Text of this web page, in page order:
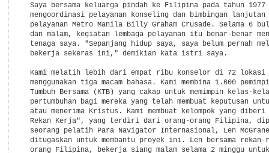
Saya bersama keluarga pindah ke Filipina pada tahun 1977
mengoordinasi pelayanan konseling dan bimbingan lanjutan
pelayanan Metro Manila Billy Graham Crusade. Selama 6
dan malam, kegiatan lembaga pelayanan itu benar-benar
tenaga saya. "Sepanjang hidup saya, saya belum pernah
  bekerja sekeras ini," demikian kata istri saya.
Kami melatih lebih dari empat ribu konselor di 72 lokasi
menggunakan tiga macam bahasa. Kami membina 1.600
Tumbuh Bersama (KTB) yang cakap untuk memimpin kelas-
pertumbuhan bagi mereka yang telah membuat keputusan
atau menerima Kristus. Kami membuat kelompok yang diberi
Rekan Kerja", yang terdiri dari orang-orang Filipina,
seorang pelatih Para Navigator Internasional, Len
ditugaskan untuk membantu proyek ini. Len bersama rekan-
orang Filipina, bekerja siang malam selama 2 minggu